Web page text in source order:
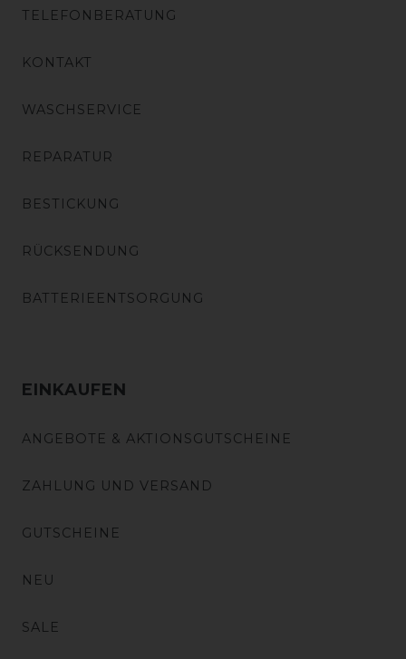
TELEFONBERATUNG
KONTAKT
WASCHSERVICE
REPARATUR
BESTICKUNG
RÜCKSENDUNG
BATTERIEENTSORGUNG
EINKAUFEN
ANGEBOTE & AKTIONSGUTSCHEINE
ZAHLUNG UND VERSAND
GUTSCHEINE
NEU
SALE